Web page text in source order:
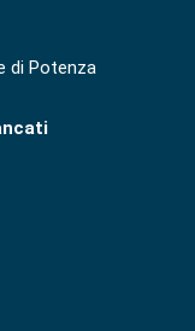
di Potenza